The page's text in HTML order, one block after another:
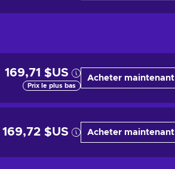
169,71 $US
Prix le plus bas
Acheter maintenant
169,72 $US Acheter maintenant